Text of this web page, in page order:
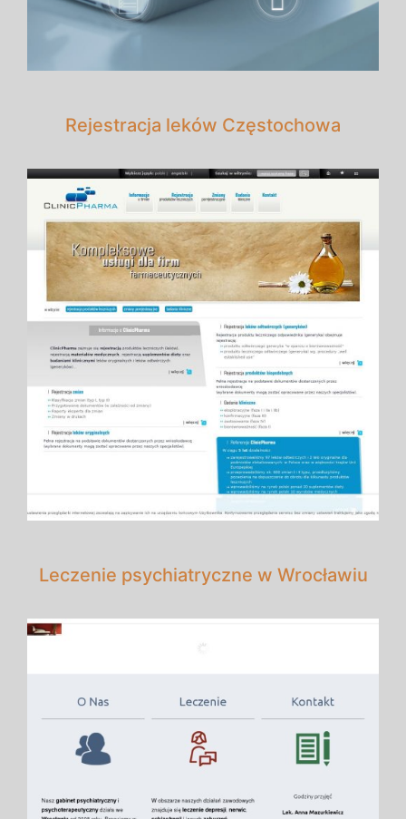
Rejestracja leków Częstochowa
Leczenie psychiatryczne w Wrocławiu